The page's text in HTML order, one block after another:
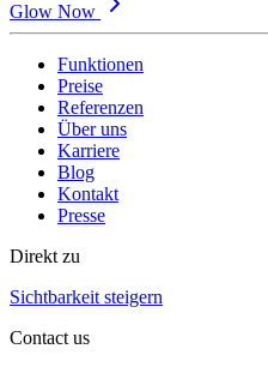
Glow Now
Funktionen
Preise
Referenzen
Über uns
Karriere
Blog
Kontakt
Presse
Direkt zu
Sichtbarkeit steigern
Contact us